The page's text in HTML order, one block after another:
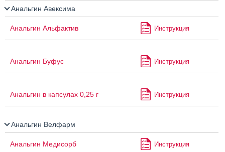
Анальгин Авексима
Анальгин Альфактив Инструкция
Анальгин Буфус Инструкция
Анальгин в капсулах 0,25 г Инструкция
Анальгин Велфарм
Анальгин Медисорб Инструкция